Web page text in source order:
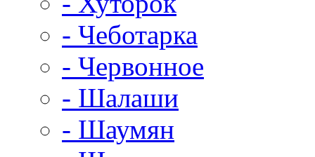
- Чеботарка
- Червонное
- Шалаши
- Шаумян